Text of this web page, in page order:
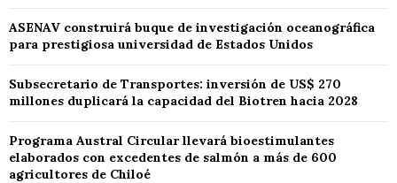
ASENAV construirá buque de investigación oceanográfica
para prestigiosa universidad de Estados Unidos
Subsecretario de Transportes: inversión de US$ 270
millones duplicará la capacidad del Biotren hacia 2028
Programa Austral Circular llevará bioestimulantes
elaborados con excedentes de salmón a más de 600
agricultores de Chiloé